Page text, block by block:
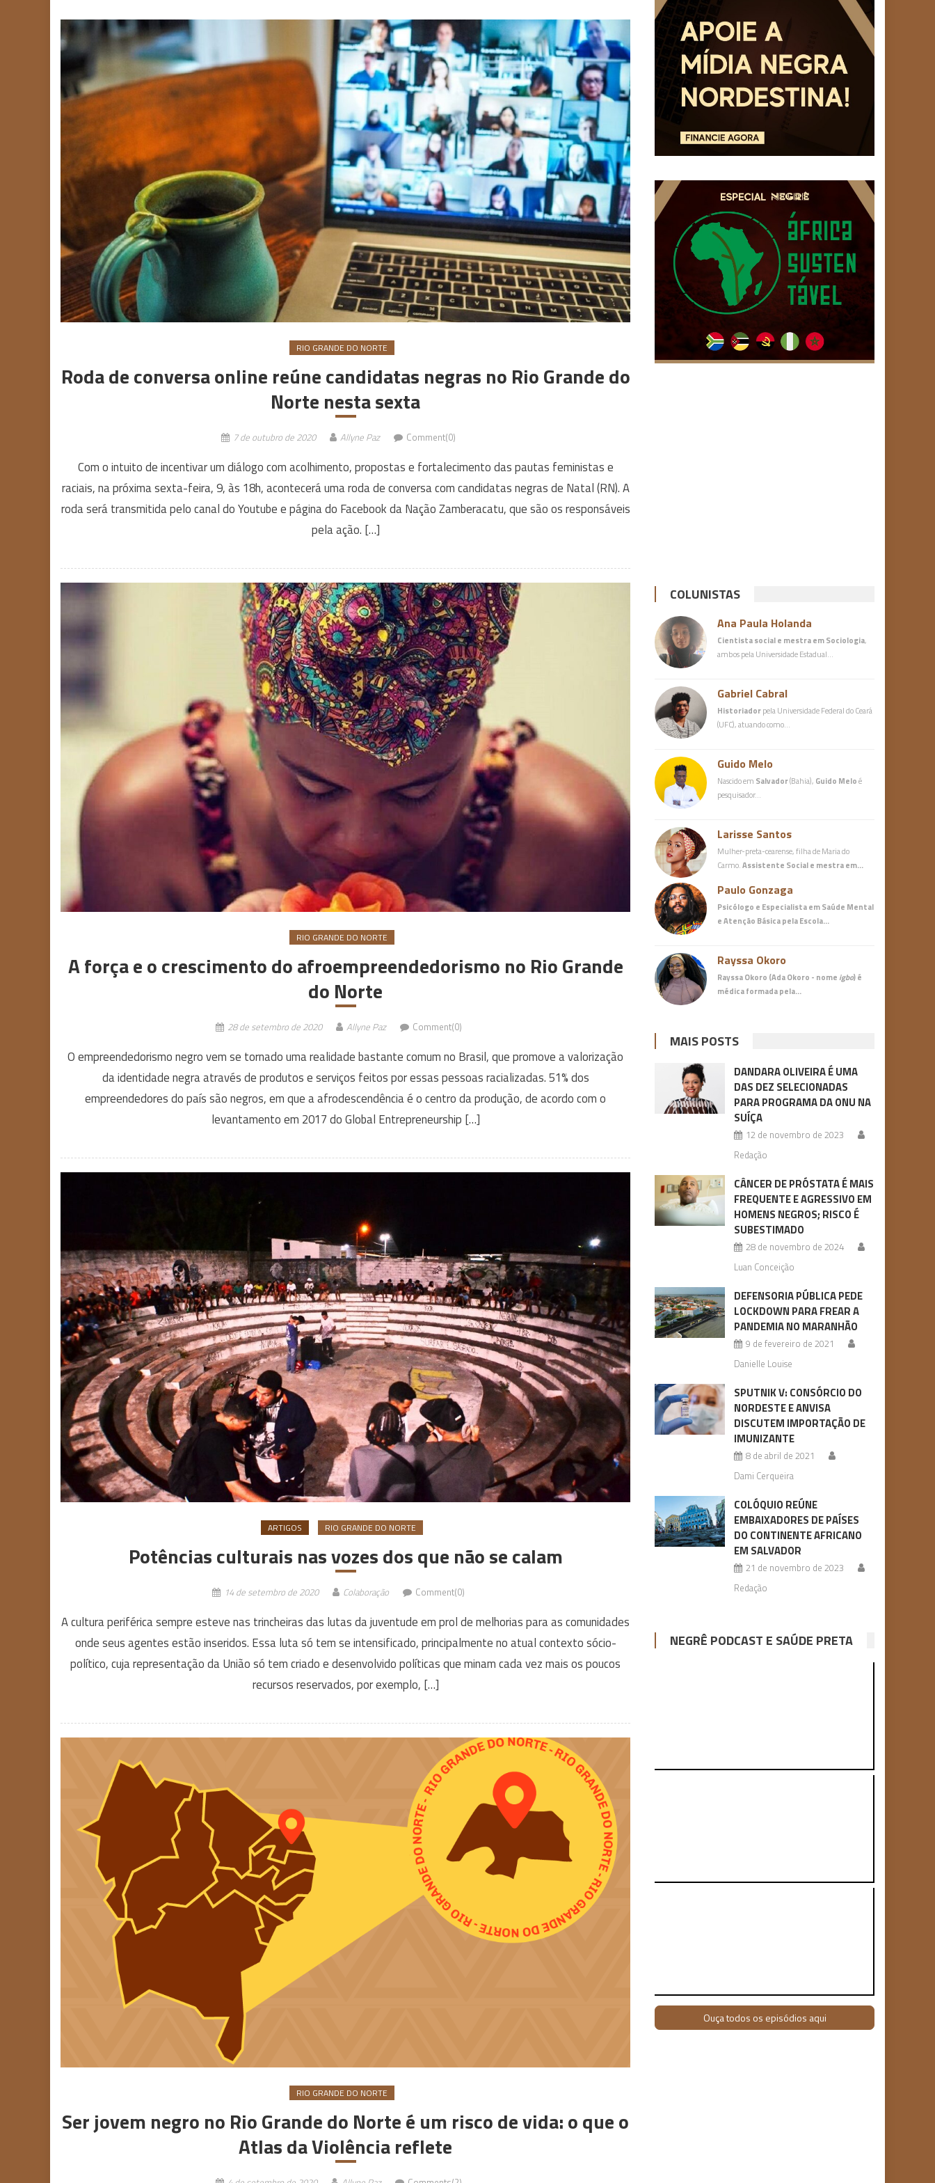
RIO GRANDE DO NORTE
Roda de conversa online reúne candidatas negras no Rio Grande do
Norte nesta sexta
7 de outubro de 2020 Allyne Paz Comment(0)
Com o intuito de incentivar um diálogo com acolhimento, propostas e fortalecimento das pautas feministas e
raciais, na próxima sexta-feira, 9, às 18h, acontecerá uma roda de conversa com candidatas negras de Natal (RN). A
roda será transmitida pelo canal do Youtube e página do Facebook da Nação Zamberacatu, que são os responsáveis
pela ação. […]
RIO GRANDE DO NORTE
A força e o crescimento do afroempreendedorismo no Rio Grande
do Norte
28 de setembro de 2020 Allyne Paz Comment(0)
O empreendedorismo negro vem se tornado uma realidade bastante comum no Brasil, que promove a valorização
da identidade negra através de produtos e serviços feitos por essas pessoas racializadas. 51% dos
empreendedores do país são negros, em que a afrodescendência é o centro da produção, de acordo com o
levantamento em 2017 do Global Entrepreneurship […]
ARTIGOS RIO GRANDE DO NORTE
Potências culturais nas vozes dos que não se calam
14 de setembro de 2020 Colaboração Comment(0)
A cultura periférica sempre esteve nas trincheiras das lutas da juventude em prol de melhorias para as comunidades
onde seus agentes estão inseridos. Essa luta só tem se intensificado, principalmente no atual contexto sócio-
político, cuja representação da União só tem criado e desenvolvido políticas que minam cada vez mais os poucos
recursos reservados, por exemplo, […]
RIO GRANDE DO NORTE
Ser jovem negro no Rio Grande do Norte é um risco de vida: o que o
Atlas da Violência reflete
COLUNISTAS
Ana Paula Holanda
Cientista social e mestra em Sociologia,
ambos pela Universidade Estadual…
Gabriel Cabral
Historiadorpela Universidade Federal do Ceará
(UFC), atuando como…
Guido Melo
Nascido em Salvador(Bahia), Guido Meloé
pesquisador…
Larisse Santos
Mulher-preta-cearense, filha de Maria do
Carmo.Assistente Social e mestra em…
Paulo Gonzaga
Psicólogo e Especialista em Saúde Mental
e Atenção Básicapela Escola…
Rayssa Okoro
Rayssa Okoro (Ada Okoro - nome igbo) é
médicaformada pela…
MAIS POSTS
DANDARA OLIVEIRA É UMA
DAS DEZ SELECIONADAS
PARA PROGRAMA DA ONU NA
SUÍÇA
12 de novembro de 2023
Redação
CÂNCER DE PRÓSTATA É MAIS
FREQUENTE E AGRESSIVO EM
HOMENS NEGROS; RISCO É
SUBESTIMADO
28 de novembro de 2024
Luan Conceição
DEFENSORIA PÚBLICA PEDE
LOCKDOWN PARA FREAR A
PANDEMIA NO MARANHÃO
9 de fevereiro de 2021
Danielle Louise
SPUTNIK V: CONSÓRCIO DO
NORDESTE E ANVISA
DISCUTEM IMPORTAÇÃO DE
IMUNIZANTE
8 de abril de 2021
Dami Cerqueira
COLÓQUIO REÚNE
EMBAIXADORES DE PAÍSES
DO CONTINENTE AFRICANO
EM SALVADOR
21 de novembro de 2023
Redação
NEGRÊ PODCAST E SAÚDE PRETA
Ouça todos os episódios aqui